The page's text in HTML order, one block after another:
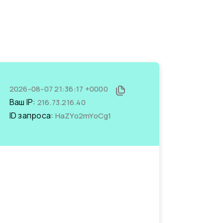
2026-08-07 21:36:17 +0000
Ваш IP: 216.73.216.40
ID запроса: HaZYo2mYoCg1